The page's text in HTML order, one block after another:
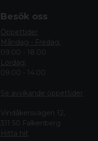
Besök oss
Öppettider
Måndag - Fredag:
09.00 - 18.00
Lördag:
09.00 - 14.00
Se avvikande öppettider
Vindåkersvägen 12,
311 50 Falkenberg
Hitta hit